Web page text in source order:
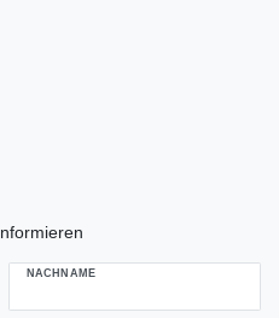
NACHNAME